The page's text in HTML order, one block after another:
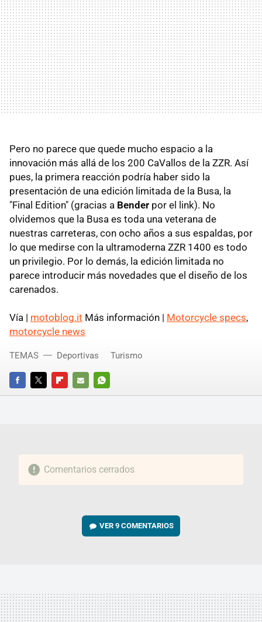
Pero no parece que quede mucho espacio a la
innovación más allá de los 200 CaVallos de la ZZR. Así
pues, la primera reacción podría haber sido la
presentación de una edición limitada de la Busa, la
"Final Edition" (gracias a Bender por el link). No
olvidemos que la Busa es toda una veterana de
nuestras carreteras, con ocho años a sus espaldas, por
lo que medirse con la ultramoderna ZZR 1400 es todo
un privilegio. Por lo demás, la edición limitada no
parece introducir más novedades que el diseño de los
carenados.
Vía | motoblog.it Más información | Motorcycle specs,
motorcycle news
FACEBOOKTWITTERFLIPBOARD
E-
WHATSAPP
TEMAS Deportivas Turismo
Comentarios cerrados
VER9 COMENTARIOS